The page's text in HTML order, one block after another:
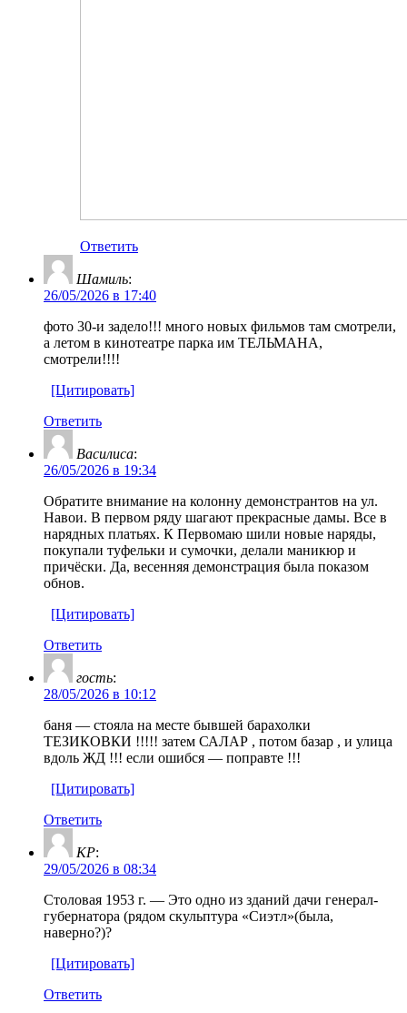
Ответить
Шамиль:
26/05/2026 в 17:40
фото 30-и задело!!! много новых фильмов там смотрели,
а летом в кинотеатре парка им ТЕЛЬМАНА,
смотрели!!!!
[Цитировать]
Ответить
Василиса:
26/05/2026 в 19:34
Обратите внимание на колонну демонстрантов на ул.
Навои. В первом ряду шагают прекрасные дамы. Все в
нарядных платьях. К Первомаю шили новые наряды,
покупали туфельки и сумочки, делали маникюр и
причёски. Да, весенняя демонстрация была показом
обнов.
[Цитировать]
Ответить
гость:
28/05/2026 в 10:12
баня — стояла на месте бывшей барахолки
ТЕЗИКОВКИ !!!!! затем САЛАР , потом базар , и улица
вдоль ЖД !!! если ошибся — поправте !!!
[Цитировать]
Ответить
KP:
29/05/2026 в 08:34
Столовая 1953 г. — Это одно из зданий дачи генерал-
губернатора (рядом скульптура «Сиэтл»(была,
наверно?)?
[Цитировать]
Ответить